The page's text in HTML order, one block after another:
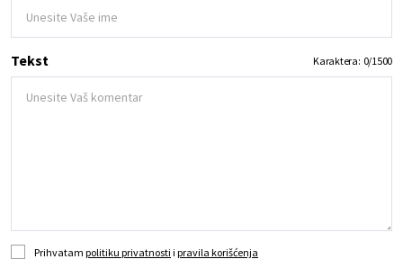
Tekst Karaktera: 0/1500
Prihvatam politiku privatnosti i pravila korišćenja